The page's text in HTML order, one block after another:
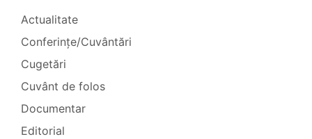
Actualitate
Conferințe/Cuvântări
Cugetări
Cuvânt de folos
Documentar
Editorial